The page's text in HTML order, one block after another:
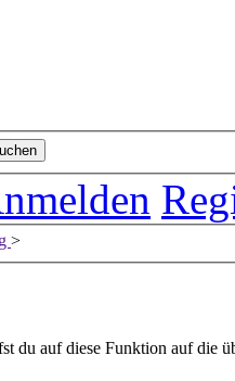
>
du auf diese Funktion auf die